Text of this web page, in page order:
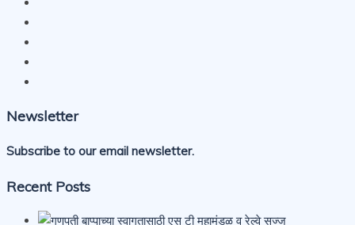
Newsletter
Subscribe to our email newsletter.
Recent Posts